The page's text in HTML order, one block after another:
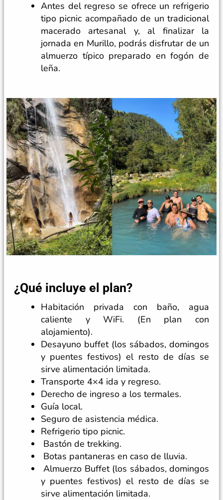
Antes del regreso se ofrece un refrigerio
tipo picnic acompañado de un tradicional
macerado artesanal y, al finalizar la
jornada en Murillo, podrás disfrutar de un
almuerzo típico preparado en fogón de
leña.
¿Qué incluye el plan?
Habitación privada con baño, agua
caliente y WiFi. (En plan con
alojamiento).
Desayuno buffet (los sábados, domingos
y puentes festivos) el resto de días se
sirve alimentación limitada.
Transporte 4×4 ida y regreso.
Derecho de ingreso a los termales.
Guía local.
Seguro de asistencia médica.
Refrigerio tipo picnic.
Bastón de trekking.
Botas pantaneras en caso de lluvia.
Almuerzo Buffet (los sábados, domingos
y puentes festivos) el resto de días se
sirve alimentación limitada.